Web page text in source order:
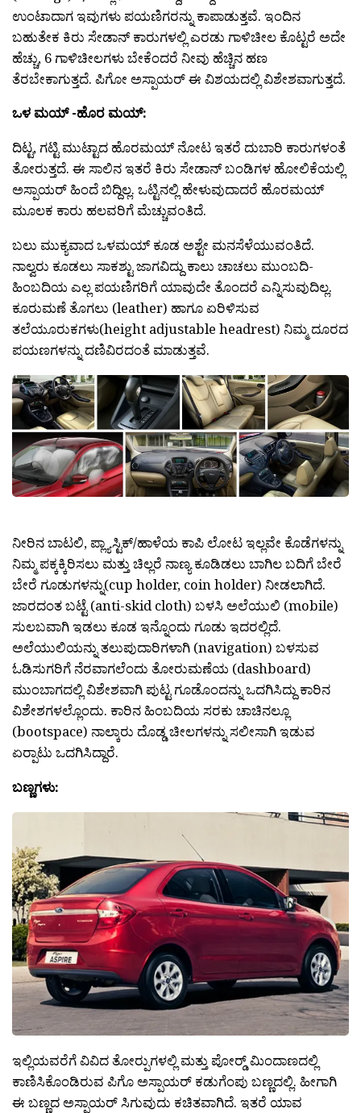
ಉಂಟಾದಾಗ ಇವುಗಳು ಪಯಣಿಗರನ್ನು ಕಾಪಾಡುತ್ತವೆ. ಇಂದಿನ
ಬಹುತೇಕ ಕಿರು ಸೇಡಾನ್ ಕಾರುಗಳಲ್ಲಿ ಎರಡು ಗಾಳಿಚೀಲ ಕೊಟ್ಟರೆ ಅದೇ
ಹೆಚ್ಚು, 6 ಗಾಳಿಚೀಲಗಳು ಬೇಕೆಂದರೆ ನೀವು ಹೆಚ್ಚಿನ ಹಣ
ತೆರಬೇಕಾಗುತ್ತದೆ. ಪಿಗೋ ಅಸ್ಪಾಯರ್ ಈ ವಿಶಯದಲ್ಲಿ ವಿಶೇಶವಾಗುತ್ತದೆ.
ಒಳ ಮಯ್ -ಹೊರ ಮಯ್:
ದಿಟ್ಟ, ಗಟ್ಟಿ ಮುಟ್ಟಾದ ಹೊರಮಯ್ ನೋಟ ಇತರೆ ದುಬಾರಿ ಕಾರುಗಳಂತೆ
ತೋರುತ್ತದೆ. ಈ ಸಾಲಿನ ಇತರೆ ಕಿರು ಸೇಡಾನ್ ಬಂಡಿಗಳ ಹೋಲಿಕೆಯಲ್ಲಿ
ಅಸ್ಪಾಯರ್ ಹಿಂದೆ ಬಿದ್ದಿಲ್ಲ. ಒಟ್ಟಿನಲ್ಲಿ ಹೇಳುವುದಾದರೆ ಹೊರಮಯ್
ಮೂಲಕ ಕಾರು ಹಲವರಿಗೆ ಮೆಚ್ಚುವಂತಿದೆ.
ಬಲು ಮುಕ್ಯವಾದ ಒಳಮಯ್ ಕೂಡ ಅಶ್ಟೇ ಮನಸೆಳೆಯುವಂತಿದೆ.
ನಾಲ್ವರು ಕೂಡಲು ಸಾಕಶ್ಟು ಜಾಗವಿದ್ದು ಕಾಲು ಚಾಚಲು ಮುಂಬದಿ-
ಹಿಂಬದಿಯ ಎಲ್ಲ ಪಯಣಿಗರಿಗೆ ಯಾವುದೇ ತೊಂದರೆ ಎನ್ನಿಸುವುದಿಲ್ಲ.
ಕೂರುಮಣೆ ತೊಗಲು (leather) ಹಾಗೂ ಏರಿಳಿಸುವ
ತಲೆಯೂರುಕಗಳು(height adjustable headrest) ನಿಮ್ಮ ದೂರದ
ಪಯಣಗಳನ್ನು ದಣಿವಿರದಂತೆ ಮಾಡುತ್ತವೆ.
ನೀರಿನ ಬಾಟಲಿ, ಪ್ಲ್ಯಾಸ್ಟಿಕ್/ಹಾಳೆಯ ಕಾಪಿ ಲೋಟ ಇಲ್ಲವೇ ಕೊಡೆಗಳನ್ನು
ನಿಮ್ಮ ಪಕ್ಕಕ್ಕಿರಿಸಲು ಮತ್ತು ಚಿಲ್ಲರೆ ನಾಣ್ಯ ಕೂಡಿಡಲು ಬಾಗಿಲ ಬದಿಗೆ ಬೇರೆ
ಬೇರೆ ಗೂಡುಗಳನ್ನು(cup holder, coin holder) ನೀಡಲಾಗಿದೆ.
ಜಾರದಂತ ಬಟ್ಟೆ (anti-skid cloth) ಬಳಸಿ ಅಲೆಯುಲಿ (mobile)
ಸುಲಬವಾಗಿ ಇಡಲು ಕೂಡ ಇನ್ನೊಂದು ಗೂಡು ಇದರಲ್ಲಿದೆ.
ಅಲೆಯುಲಿಯನ್ನು ತಲುಪುದಾರಿಗಳಾಗಿ (navigation) ಬಳಸುವ
ಓಡಿಸುಗರಿಗೆ ನೆರವಾಗಲೆಂದು ತೋರುಮಣೆಯ (dashboard)
ಮುಂಬಾಗದಲ್ಲಿ ವಿಶೇಶವಾಗಿ ಪುಟ್ಟ ಗೂಡೊಂದನ್ನು ಒದಗಿಸಿದ್ದು ಕಾರಿನ
ವಿಶೇಶಗಳಲ್ಲೊಂದು. ಕಾರಿನ ಹಿಂಬದಿಯ ಸರಕು ಚಾಚಿನಲ್ಲೂ
(bootspace) ನಾಲ್ಕಾರು ದೊಡ್ಡ ಚೀಲಗಳನ್ನು ಸಲೀಸಾಗಿ ಇಡುವ
ಏರ‍್ಪಾಟು ಒದಗಿಸಿದ್ದಾರೆ.
ಬಣ್ಣಗಳು:
ಇಲ್ಲಿಯವರೆಗೆ ವಿವಿದ ತೋರ‍್ಪುಗಳಲ್ಲಿ ಮತ್ತು ಪೋರ‍್ಡ್ ಮಿಂದಾಣದಲ್ಲಿ
ಕಾಣಿಸಿಕೊಂಡಿರುವ ಪಿಗೊ ಅಸ್ಪಾಯರ್ ಕಡುಗೆಂಪು ಬಣ್ಣದಲ್ಲಿ. ಹೀಗಾಗಿ
ಈ ಬಣ್ಣದ ಅಸ್ಪಾಯರ್ ಸಿಗುವುದು ಕಚಿತವಾಗಿದೆ. ಇತರೆ ಯಾವ